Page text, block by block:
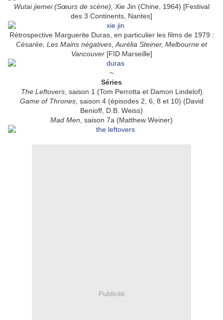
Wutai jiemei (Sœurs de scène), Xie Jin (Chine, 1964) [Festival
des 3 Continents, Nantes]
Rétrospective Marguerite Duras, en particulier les films de 1979 :
Césarée, Les Mains négatives Aurélia Steiner, Melbourne et
Vancouver [FID Marseille]
~
Séries
The Leftovers, saison 1 (Tom Perrotta et Damon Lindelof)
Game of Thrones, saison 4 (épisodes 2, 6, 8 et 10) (David
Benioff, D.B. Weiss)
Mad Men , saison 7a (Matthew Weiner)
Publicité